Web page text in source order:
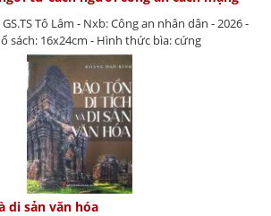
Tô Lâm - Nxb: Công an nhân dân - 2026 -
sách: 16x24cm - Hình thức bìa: cứng
di sản văn hóa